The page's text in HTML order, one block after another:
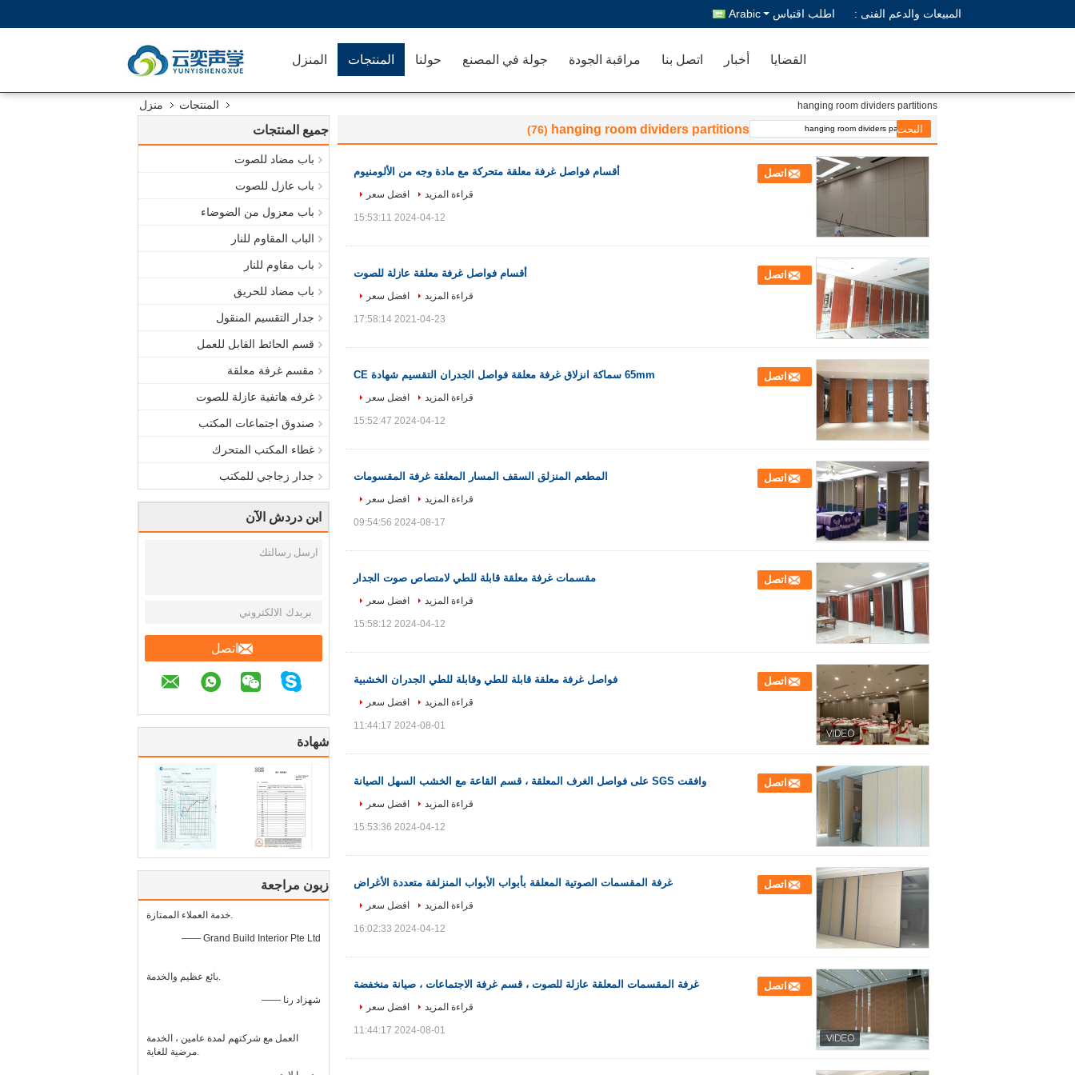
المبيعات والدعم الفنى : اطلب اقتباس Arabic
المنزل المنتجات حولنا جولة في المصنع مراقبة الجودة اتصل بنا أخبار القضايا
منزل المنتجات hanging room dividers partitions
جميع المنتجات
باب مضاد للصوت
باب عازل للصوت
باب معزول من الضوضاء
الباب المقاوم للنار
باب مقاوم للنار
باب مضاد للحريق
جدار التقسيم المنقول
قسم الحائط القابل للعمل
مقسم غرفة معلقة
غرفه هاتفية عازلة للصوت
صندوق اجتماعات المكتب
غطاء المكتب المتحرك
جدار زجاجي للمكتب
ابن دردش الآن
اتصل
شهادة
زبون مراجعة
خدمة العملاء الممتازة.
—— Grand Build Interior Pte Ltd
بائع عظيم والخدمة.
—— شهزاد رنا
العمل مع شركتهم لمدة عامين ، الخدمة
مرضية للغاية.
hanging room dividers partitions
(76)
أقسام فواصل غرفة معلقة متحركة مع مادة وجه من الألومنيوم اتصل
قراءة المزيد افضل سعر
2024-04-12 15:53:11
أقسام فواصل غرفة معلقة عازلة للصوت اتصل
قراءة المزيد افضل سعر
2021-04-23 17:58:14
65mm سماكة انزلاق غرفة معلقة فواصل الجدران التقسيم شهادة CE اتصل
قراءة المزيد افضل سعر
2024-04-12 15:52:47
المطعم المنزلق السقف المسار المعلقة غرفة المقسومات اتصل
قراءة المزيد افضل سعر
2024-08-17 09:54:56
مقسمات غرفة معلقة قابلة للطي لامتصاص صوت الجدار اتصل
قراءة المزيد افضل سعر
2024-04-12 15:58:12
فواصل غرفة معلقة قابلة للطي وقابلة للطي الجدران الخشبية اتصل
قراءة المزيد افضل سعر
2024-08-01 11:44:17
وافقت SGS على فواصل الغرف المعلقة ، قسم القاعة مع الخشب السهل الصيانة اتصل
قراءة المزيد افضل سعر
2024-04-12 15:53:36
غرفة المقسمات الصوتية المعلقة بأبواب الأبواب المنزلقة متعددة الأغراض اتصل
قراءة المزيد افضل سعر
2024-04-12 16:02:33
غرفة المقسمات المعلقة عازلة للصوت ، قسم غرفة الاجتماعات ، صيانة منخفضة اتصل
قراءة المزيد افضل سعر
2024-08-01 11:44:17